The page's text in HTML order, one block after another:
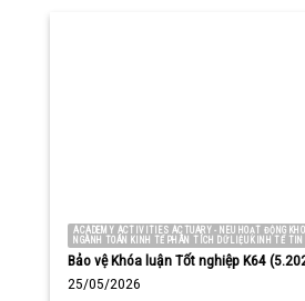
ACADEMY ACTIVITIES ACTUARY - NEU HOẠT ĐỘNG
NGÀNH TOÁN KINH TẾ PHÂN TÍCH DỮ LIỆU KINH TẾ
Bảo vệ Khóa luận Tốt nghiệp K64
25/05/2026